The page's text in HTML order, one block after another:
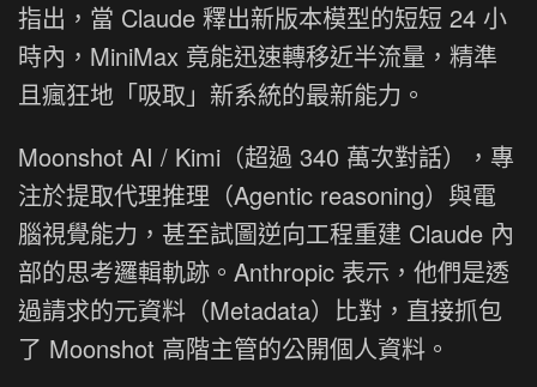
指出，當 Claude 釋出新版本模型的短短 24 小
時內，MiniMax 竟能迅速轉移近半流量，精準
且瘋狂地「吸取」新系統的最新能力。
Moonshot AI / Kimi（超過 340 萬次對話），專
注於提取代理推理（Agentic reasoning）與電
腦視覺能力，甚至試圖逆向工程重建 Claude 內
部的思考邏輯軌跡。Anthropic 表示，他們是透
過請求的元資料（Metadata）比對，直接抓包
了 Moonshot 高階主管的公開個人資料。